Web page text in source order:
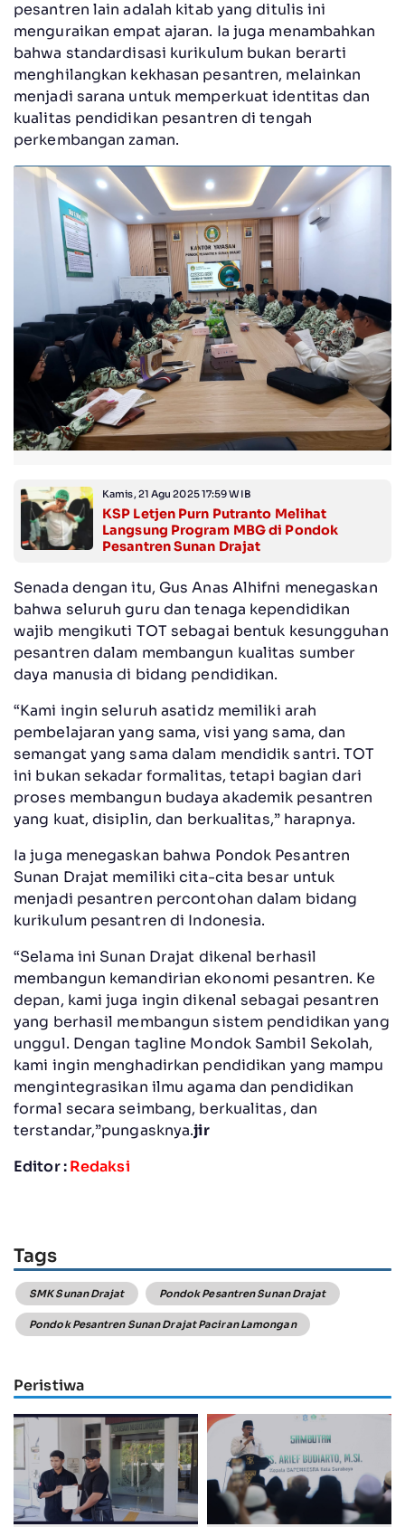
pesantren lain adalah kitab yang ditulis ini
menguraikan empat ajaran. Ia juga menambahkan
bahwa standardisasi kurikulum bukan berarti
menghilangkan kekhasan pesantren, melainkan
menjadi sarana untuk memperkuat identitas dan
kualitas pendidikan pesantren di tengah
perkembangan zaman.
Kamis, 21 Agu 2025 17:59 WIB
KSP Letjen Purn Putranto Melihat
Langsung Program MBG di Pondok
Pesantren Sunan Drajat
Senada dengan itu, Gus Anas Alhifni menegaskan
bahwa seluruh guru dan tenaga kependidikan
wajib mengikuti TOT sebagai bentuk kesungguhan
pesantren dalam membangun kualitas sumber
daya manusia di bidang pendidikan.
“Kami ingin seluruh asatidz memiliki arah
pembelajaran yang sama, visi yang sama, dan
semangat yang sama dalam mendidik santri. TOT
ini bukan sekadar formalitas, tetapi bagian dari
proses membangun budaya akademik pesantren
yang kuat, disiplin, dan berkualitas,” harapnya.
Ia juga menegaskan bahwa Pondok Pesantren
Sunan Drajat memiliki cita-cita besar untuk
menjadi pesantren percontohan dalam bidang
kurikulum pesantren di Indonesia.
“Selama ini Sunan Drajat dikenal berhasil
membangun kemandirian ekonomi pesantren. Ke
depan, kami juga ingin dikenal sebagai pesantren
yang berhasil membangun sistem pendidikan yang
unggul. Dengan tagline Mondok Sambil Sekolah,
kami ingin menghadirkan pendidikan yang mampu
mengintegrasikan ilmu agama dan pendidikan
formal secara seimbang, berkualitas, dan
terstandar,”pungasknya.jir
Editor :Redaksi
Tags
SMK Sunan Drajat Pondok Pesantren Sunan Drajat
Pondok Pesantren Sunan Drajat Paciran Lamongan
Peristiwa